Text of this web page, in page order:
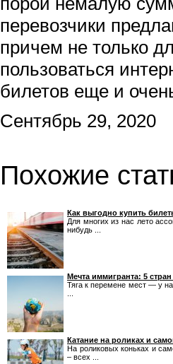
перевозчики
причем не только
пользоваться
билетов еще и
Сентябрь 29, 2020
Похожие
Как выгодно купить
Для многих из нас лето
нибудь ...
Мечта иммигранта: 5
Тяга к перемене мест — у
Катание на роликах и
На роликовых коньках и
– всех ...